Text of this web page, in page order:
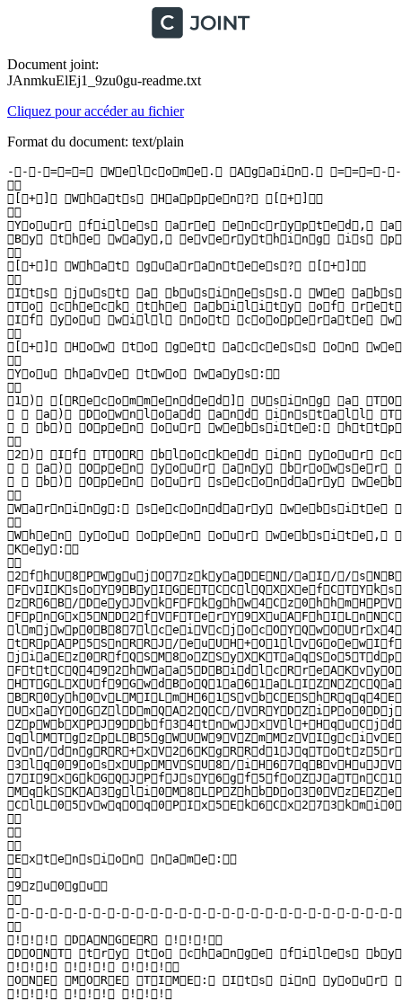
Document joint:
JAnmkuElEj1_9zu0gu-readme.txt
Cliquez pour accéder au fichier
Format du document: text/plain
- - - = = =   W e l c o m e .   A g a i n .   = = = - -
  
 [ + ]   W h a t s   H a p p e n ?   [ + ]  
  
 Y o u r   f i l e s   a r e   e n c r y p t e d , 
 B y   t h e   w a y ,   e v e r y t h i n g   i s 
  
 [ + ]   W h a t   g u a r a n t e e s ?   [ + ]  
  
 I t s   j u s t   a   b u s i n e s s .   W e 
 T o   c h e c k   t h e   a b i l i t y   o f 
 I f   y o u   w i l l   n o t   c o o p e r a t e 
  
 [ + ]   H o w   t o   g e t   a c c e s s   o n 
  
 Y o u   h a v e   t w o   w a y s :  
  
 1 )   [ R e c o m m e n d e d ]   U s i n g   a 
     a )   D o w n l o a d   a n d   i n s t a l l 
     b )   O p e n   o u r   w e b s i t e :   h t t p : /
  
 2 )   I f   T O R   b l o c k e d   i n   y o u r 
     a )   O p e n   y o u r   a n y   b r o w s e r 
     b )   O p e n   o u r   s e c o n d a r y 
  
 W a r n i n g :   s e c o n d a r y 
  
 W h e n   y o u   o p e n   o u r 
 K e y :  
  
 2 f h U 8 P W g u j O 7 z k y a D E N / a I / /
 z R 6 B /
 t R p A P 5 S n R R J /
 U x a Y O G Z l D m Q A 2 Q C /
 v n /
 3 l q 0 9 o s x U p M V S U 8 /
  
  
  
 E x t e n s i o n   n a m e :  
  
 9 z u 0 g u  
  
 - - - - - - - - - - - - - - - - - - - - - - - - - - -
  
 ! ! !   D A N G E R   ! ! !  
 D O N T   t r y   t o   c h a n g e   f i l e s 
 ! ! !   ! ! !   ! ! !  
 O N E   M O R E   T I M E :   I t s   i n 
 ! ! !   ! ! !   ! ! ! 